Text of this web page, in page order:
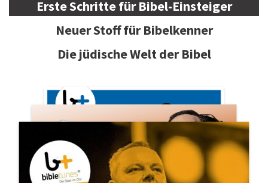
Erste Schritte für Bibel-Einsteiger
Neuer Stoff für Bibelkenner
Die jüdische Welt der Bibel